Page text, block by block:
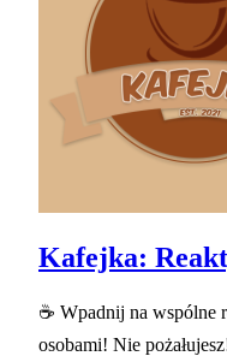
Kafejka:
☕ Wpadnij na wspólne
osobami! Nie